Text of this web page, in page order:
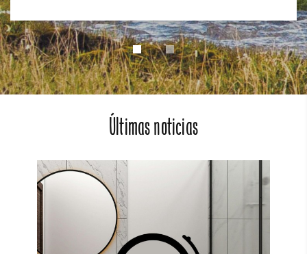
Últimas noticias